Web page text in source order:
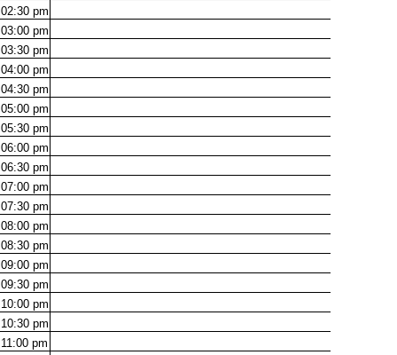
02:30 pm
03:00 pm
03:30 pm
04:00 pm
04:30 pm
05:00 pm
05:30 pm
06:00 pm
06:30 pm
07:00 pm
07:30 pm
08:00 pm
08:30 pm
09:00 pm
09:30 pm
10:00 pm
10:30 pm
11:00 pm